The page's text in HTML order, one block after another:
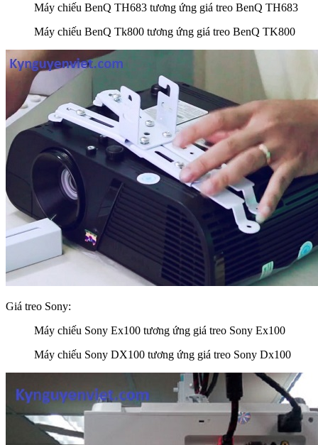
Máy chiếu BenQ TH683 tương ứng giá treo BenQ TH683
Máy chiếu BenQ Tk800 tương ứng giá treo BenQ TK800
Giá treo Sony:
Máy chiếu Sony Ex100 tương ứng giá treo Sony Ex100
Máy chiếu Sony DX100 tương ứng giá treo Sony Dx100